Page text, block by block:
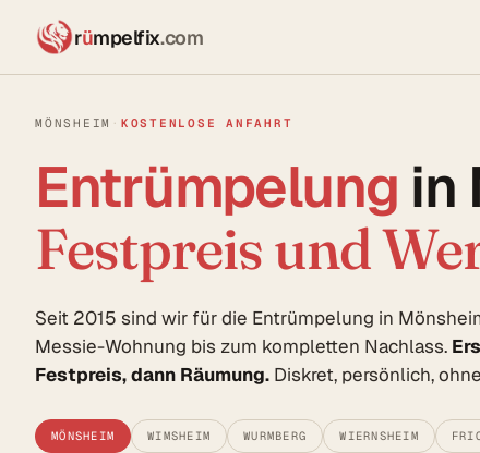
rümpelfix.com
MÖNSHEIM · KOSTENLOSE ANFAHRT
Entrümpelung in
Festpreis und
Seit 2015 sind wir für die Entrümpelung in
Messie-Wohnung bis zum kompletten Nachlass.
Festpreis, dann Räumung. Diskret, persönlich,
MÖNSHEIM WIMSHEIM WURMBERG WIERNSHEIM